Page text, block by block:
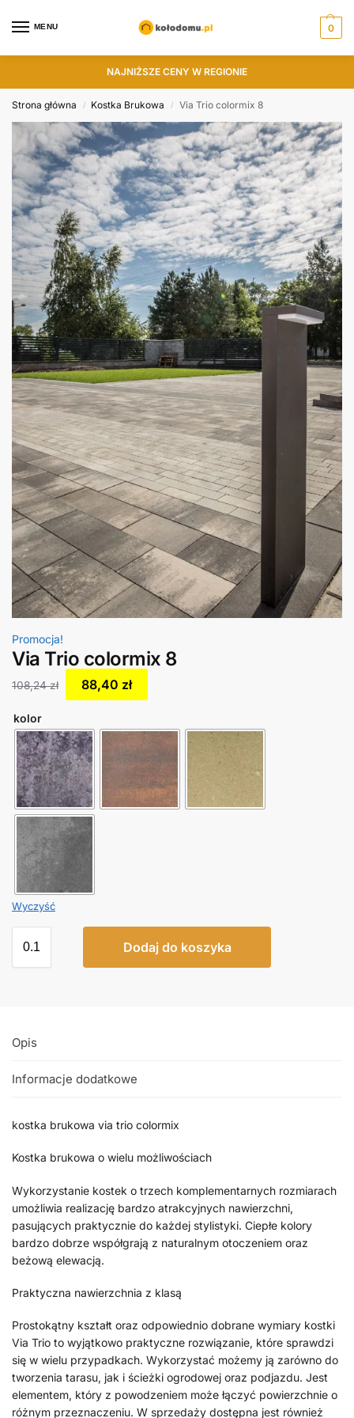
MENU 0
NAJNIŻSZE CENY W REGIONIE
Strona główna / Kostka Brukowa / Via Trio colormix 8
Promocja!
Via Trio colormix 8
108,24zł 88,40 zł
kolor
Wyczyść
Dodaj do koszyka
Opis
Informacje dodatkowe
kostka brukowa via trio colormix
Kostka brukowa o wielu możliwościach
Wykorzystanie kostek o trzech komplementarnych rozmiarach
umożliwia realizację bardzo atrakcyjnych nawierzchni,
pasujących praktycznie do każdej stylistyki. Ciepłe kolory
bardzo dobrze współgrają z naturalnym otoczeniem oraz
beżową elewacją.
Praktyczna nawierzchnia z klasą
Prostokątny kształt oraz odpowiednio dobrane wymiary kostki
Via Trio to wyjątkowo praktyczne rozwiązanie, które sprawdzi
się w wielu przypadkach. Wykorzystać możemy ją zarówno do
tworzenia tarasu, jak i ścieżki ogrodowej oraz podjazdu. Jest
elementem, który z powodzeniem może łączyć powierzchnie o
różnym przeznaczeniu. W sprzedaży dostępna jest również